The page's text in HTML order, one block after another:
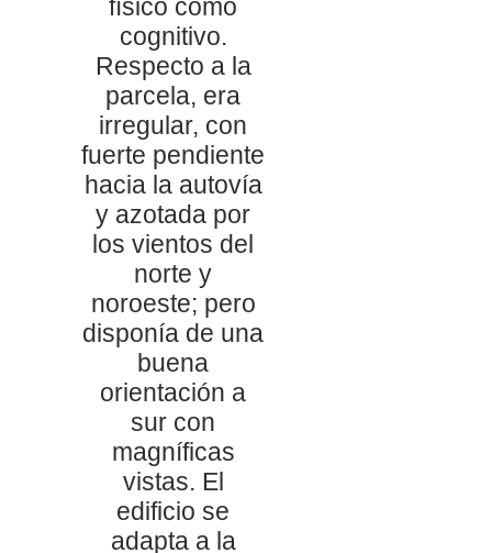
físico como
cognitivo.
Respecto a la
parcela, era
irregular, con
fuerte pendiente
hacia la autovía
y azotada por
los vientos del
norte y
noroeste; pero
disponía de una
buena
orientación a
sur con
magníficas
vistas. El
edificio se
adapta a la